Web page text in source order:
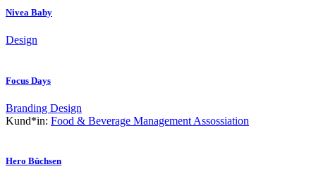
Nivea Baby
Design
Focus Days
Branding Design
Kund*in: Food & Beverage Management Assossiation
Hero Büchsen